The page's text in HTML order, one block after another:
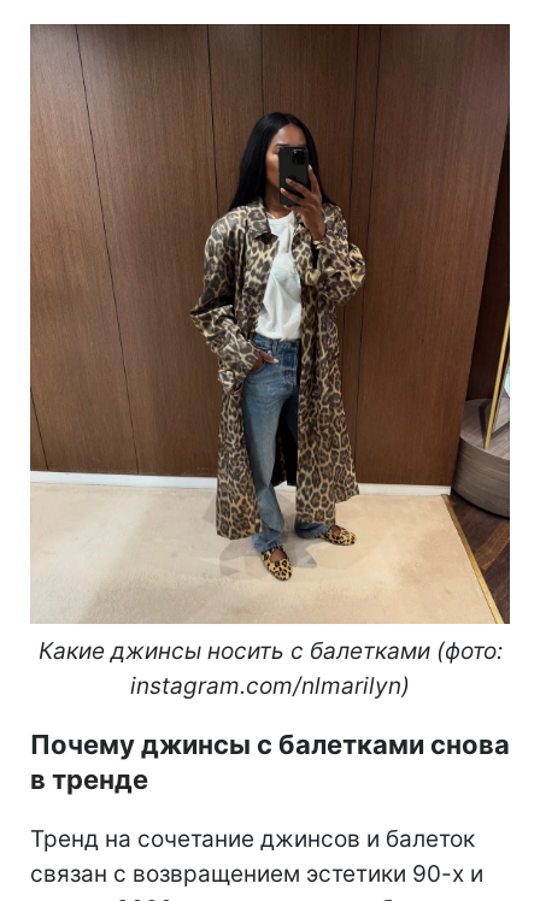
Какие джинсы носить с балетками (фото:
instagram.com/nlmarilyn)
Почему джинсы с балетками снова
в тренде
Тренд на сочетание джинсов и балеток
связан с возвращением эстетики 90-х и